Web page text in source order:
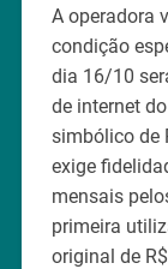
A operadora
condição
dia 16/10
de internet
simbólico de
exige
mensais
primeira
original de